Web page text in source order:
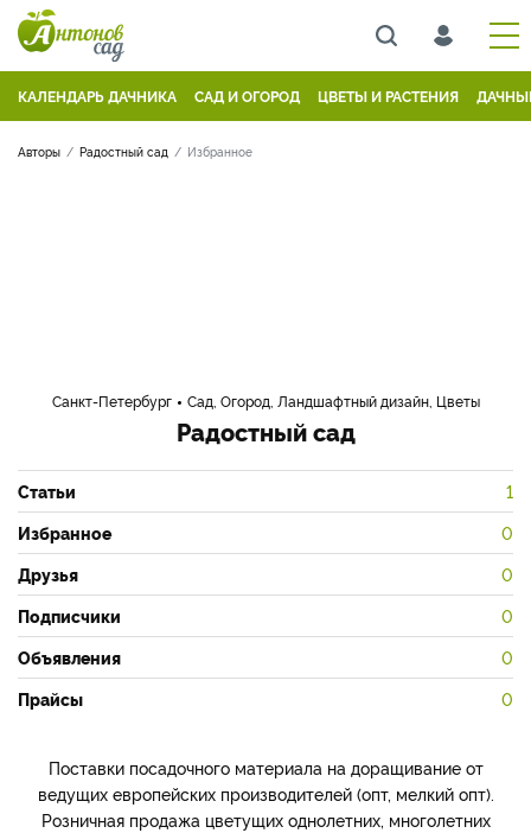
КАЛЕНДАРЬ ДАЧНИКА САД И ОГОРОД ЦВЕТЫ И РАСТЕНИЯ
Авторы Радостный сад Избранное
Санкт-Петербург Сад, Огород, Ландшафтный дизайн, Цветы
Радостный сад
Статьи 1
Избранное 0
Друзья 0
Подписчики 0
Объявления 0
Прайсы 0
Поставки посадочного материала на доращивание от
ведущих европейских производителей (опт, мелкий опт).
Розничная продажа цветущих однолетних, многолетних